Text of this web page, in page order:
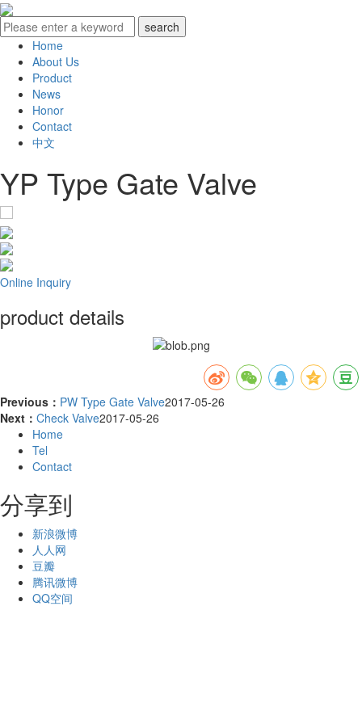
Home
About Us
Product
News
Honor
Contact
中文
YP Type Gate Valve
Online Inquiry
product details
Previous： PW Type Gate Valve2017-05-26
Next： Check Valve2017-05-26
Home
Tel
Contact
分享到
新浪微博
人人网
豆瓣
腾讯微博
QQ空间